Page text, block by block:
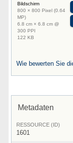
Bildschirm
800 × 800 Pixel (0.64
MP)
6.8 cm × 6.8 cm @
300 PPI
122 KB
Wie bewerten Sie
Metadaten
RESSOURCE (ID)
1601